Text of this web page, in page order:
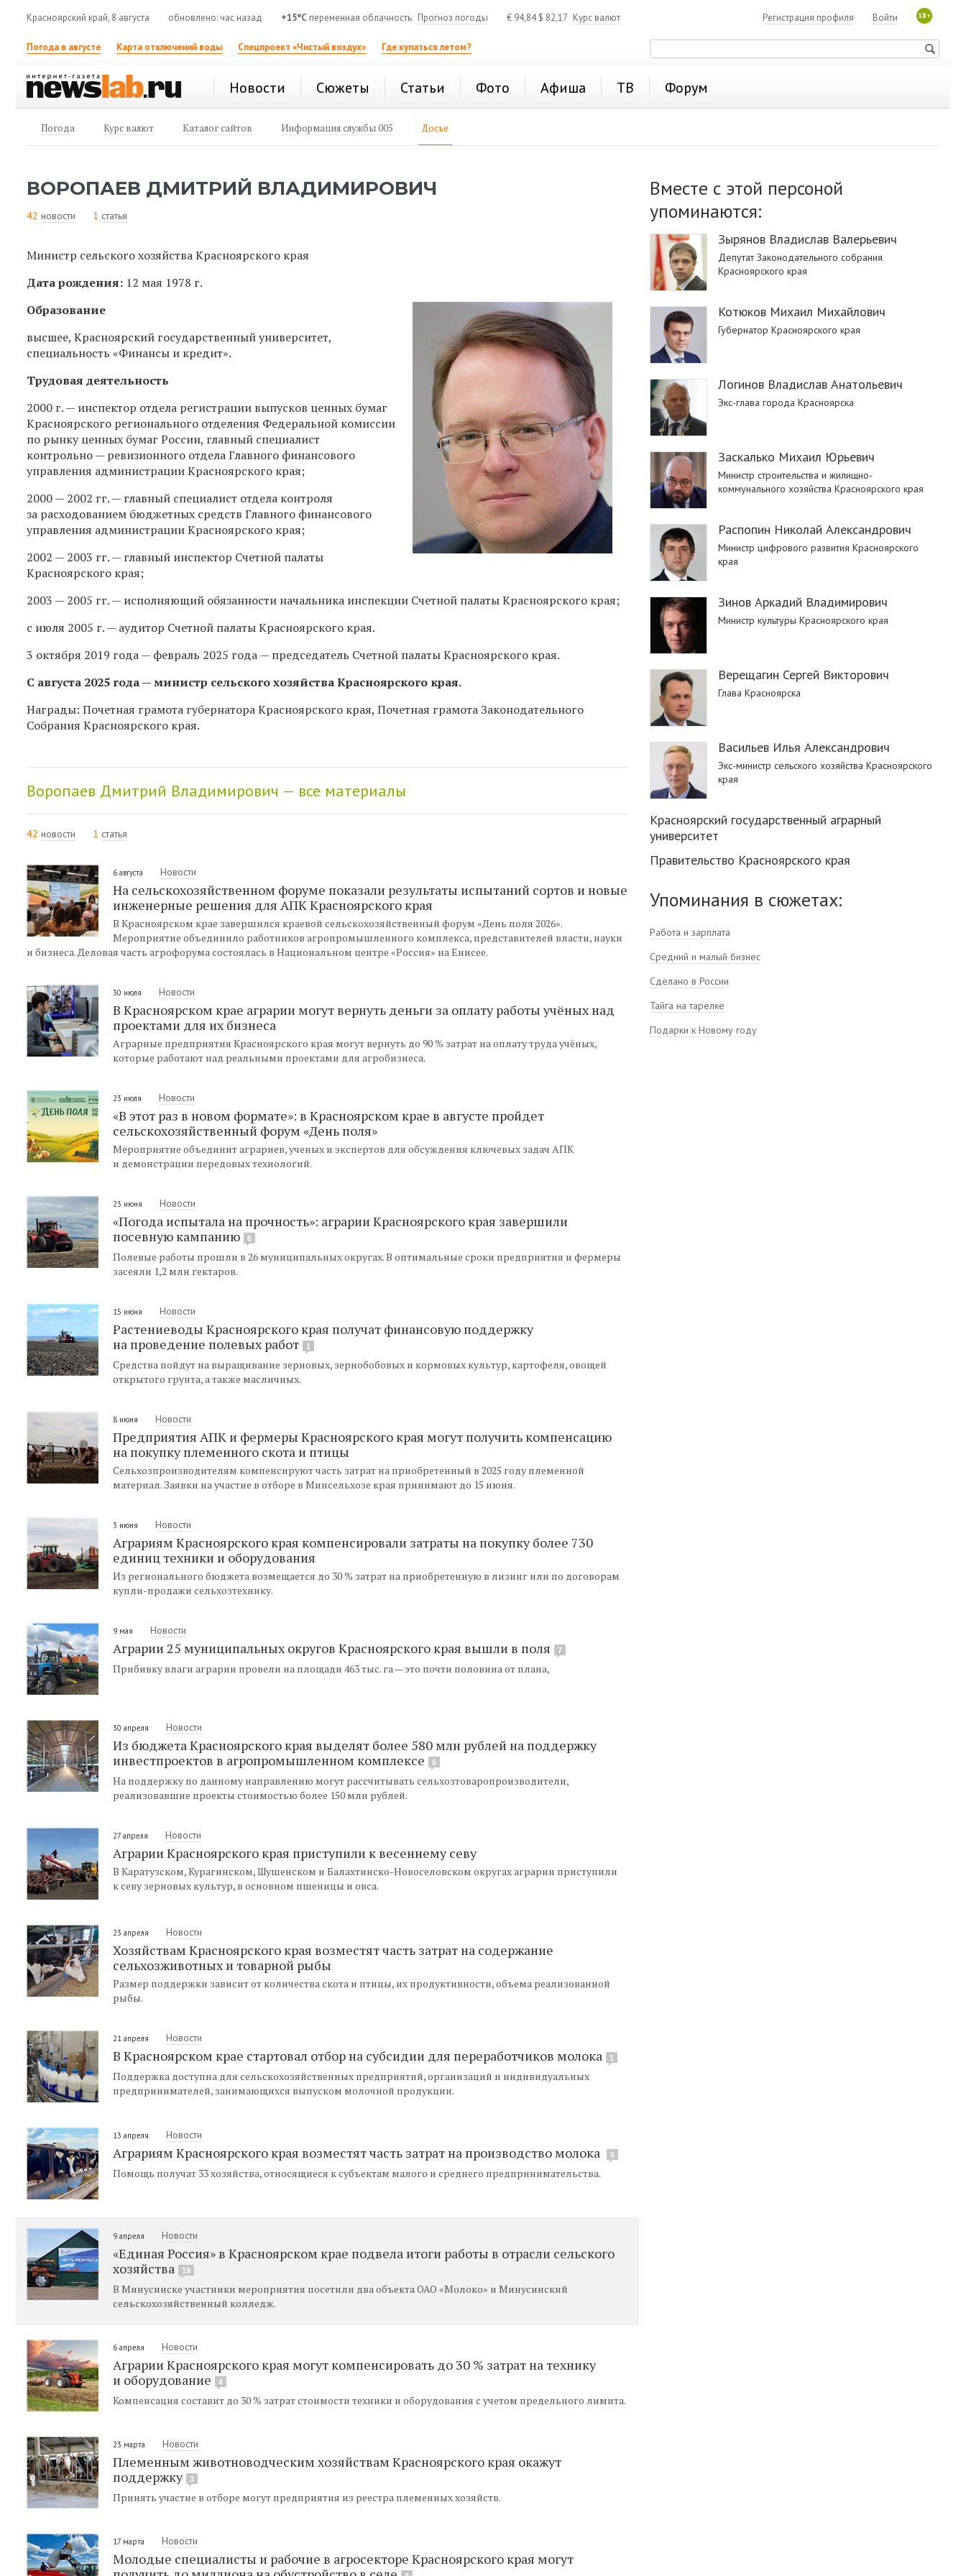
Красноярский край, 8 августа обновлено: час назад +15°C переменная облачность Прогноз погоды € 94,84$ 82,17 Курс валют 18+
Войти
Регистрация профиля
Погода в августе Карта отключений воды Спецпроект «Чистый воздух» Где купаться летом?
Новости Сюжеты Статьи Фото Афиша ТВ Форум
Погода Курс валют Каталог сайтов Информация службы 005 Досье
ВОРОПАЕВ ДМИТРИЙ ВЛАДИМИРОВИЧ
42 новости 1 статья
Министр сельского хозяйства Красноярского края
Дата рождения: 12 мая 1978 г.
Образование
высшее, Красноярский государственный университет,
специальность «Финансы и кредит».
Трудовая деятельность
2000 г. — инспектор отдела регистрации выпусков ценных бумаг
Красноярского регионального отделения Федеральной комиссии
по рынку ценных бумаг России, главный специалист
контрольно — ревизионного отдела Главного финансового
управления администрации Красноярского края;
2000 — 2002 гг. — главный специалист отдела контроля
за расходованием бюджетных средств Главного финансового
управления администрации Красноярского края;
2002 — 2003 гг. — главный инспектор Счетной палаты
Красноярского края;
2003 — 2005 гг. — исполняющий обязанности начальника инспекции Счетной палаты Красноярского края;
с июля 2005 г. — аудитор Счетной палаты Красноярского края.
3 октября 2019 года — февраль 2025 года — председатель Счетной палаты Красноярского края.
С августа 2025 года — министр сельского хозяйства Красноярского края.
Награды: Почетная грамота губернатора Красноярского края, Почетная грамота Законодательного
Собрания Красноярского края.
Воропаев Дмитрий Владимирович — все материалы
42 новости 1 статья
6 августа Новости
На сельскохозяйственном форуме показали результаты испытаний сортов и новые
инженерные решения для АПК Красноярского края
В Красноярском крае завершился краевой сельскохозяйственный форум «День поля 2026».
Мероприятие объединило работников агропромышленного комплекса, представителей власти, науки
и бизнеса. Деловая часть агрофорума состоялась в Национальном центре «Россия» на Енисее.
30 июля Новости
В Красноярском крае аграрии могут вернуть деньги за оплату работы учёных над
проектами для их бизнеса
Аграрные предприятия Красноярского края могут вернуть до 90 % затрат на оплату труда учёных,
которые работают над реальными проектами для агробизнеса.
23 июля Новости
«В этот раз в новом формате»: в Красноярском крае в августе пройдет
сельскохозяйственный форум «День поля»
Мероприятие объединит аграриев, ученых и экспертов для обсуждения ключевых задач АПК
и демонстрации передовых технологий.
23 июня Новости
«Погода испытала на прочность»: аграрии Красноярского края завершили
посевную кампанию
6
Полевые работы прошли в 26 муниципальных округах. В оптимальные сроки предприятия и фермеры
засеяли 1,2 млн гектаров.
15 июня Новости
Растениеводы Красноярского края получат финансовую поддержку
на проведение полевых работ
1
Средства пойдут на выращивание зерновых, зернобобовых и кормовых культур, картофеля, овощей
открытого грунта, а также масличных.
8 июня Новости
Предприятия АПК и фермеры Красноярского края могут получить компенсацию
на покупку племенного скота и птицы
Сельхозпроизводителям компенсируют часть затрат на приобретенный в 2025 году племенной
материал. Заявки на участие в отборе в Минсельхозе края принимают до 15 июня.
3 июня Новости
Аграриям Красноярского края компенсировали затраты на покупку более 730
единиц техники и оборудования
Из регионального бюджета возмещается до 30 % затрат на приобретенную в лизинг или по договорам
купли-продажи сельхозтехнику.
9 мая Новости
Аграрии 25 муниципальных округов Красноярского края вышли в поля 7
Прибивку влаги аграрии провели на площади 463 тыс. га — это почти половина от плана,
30 апреля Новости
Из бюджета Красноярского края выделят более 580 млн рублей на поддержку
инвестпроектов в агропромышленном комплексе
5
На поддержку по данному направлению могут рассчитывать сельхозтоваропроизводители,
реализовавшие проекты стоимостью более 150 млн рублей.
27 апреля Новости
Аграрии Красноярского края приступили к весеннему севу
В Каратузском, Курагинском, Шушенском и Балахтинско-Новоселовском округах аграрии приступили
к севу зерновых культур, в основном пшеницы и овса.
23 апреля Новости
Хозяйствам Красноярского края возместят часть затрат на содержание
сельхозживотных и товарной рыбы
Размер поддержки зависит от количества скота и птицы, их продуктивности, объема реализованной
рыбы.
21 апреля Новости
В Красноярском крае стартовал отбор на субсидии для переработчиков молока 1
Поддержка доступна для сельскохозяйственных предприятий, организаций и индивидуальных
предпринимателей, занимающихся выпуском молочной продукции.
13 апреля Новости
Аграриям Красноярского края возместят часть затрат на производство молока 6
Помощь получат 33 хозяйства, относящиеся к субъектам малого и среднего предпринимательства.
9 апреля Новости
«Единая Россия» в Красноярском крае подвела итоги работы в отрасли сельского
хозяйства
19
В Минусинске участники мероприятия посетили два объекта ОАО «Молоко» и Минусинский
сельскохозяйственный колледж.
6 апреля Новости
Аграрии Красноярского края могут компенсировать до 30 % затрат на технику
и оборудование
4
Компенсация составит до 30 % затрат стоимости техники и оборудования с учетом предельного лимита.
23 марта Новости
Племенным животноводческим хозяйствам Красноярского края окажут
поддержку
3
Принять участие в отборе могут предприятия из реестра племенных хозяйств.
17 марта Новости
Молодые специалисты и рабочие в агросекторе Красноярского края могут
Вместе с этой персоной
упоминаются:
Зырянов Владислав Валерьевич
Депутат Законодательного собрания
Красноярского края
Котюков Михаил Михайлович
Губернатор Красноярского края
Логинов Владислав Анатольевич
Экс-глава города Красноярска
Заскалько Михаил Юрьевич
Министр строительства и жилищно-
коммунального хозяйства Красноярского края
Распопин Николай Александрович
Министр цифрового развития Красноярского
края
Зинов Аркадий Владимирович
Министр культуры Красноярского края
Верещагин Сергей Викторович
Глава Красноярска
Васильев Илья Александрович
Экс-министр сельского хозяйства Красноярского
края
Красноярский государственный аграрный
университет
Правительство Красноярского края
Упоминания в сюжетах:
Работа и зарплата
Средний и малый бизнес
Сделано в России
Тайга на тарелке
Подарки к Новому году